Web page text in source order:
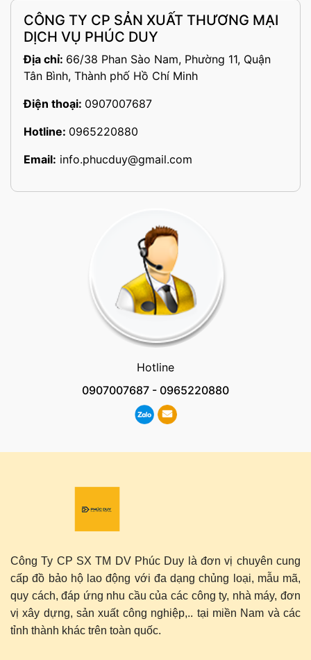
CÔNG TY CP SẢN XUẤT THƯƠNG MẠI
DỊCH VỤ PHÚC DUY
Địa chỉ: 66/38 Phan Sào Nam, Phường 11, Quận
Tân Bình, Thành phố Hồ Chí Minh
Điện thoại: 0907007687
Hotline: 0965220880
Email: info.phucduy@gmail.com
Hotline
0907007687 - 0965220880
Công Ty CP SX TM DV Phúc Duy là đơn vị chuyên cung
cấp đồ bảo hộ lao động với đa dạng chủng loại, mẫu mã,
quy cách, đáp ứng nhu cầu của các công ty, nhà máy, đơn
vị xây dựng, sản xuất công nghiệp,.. tại miền Nam và các
tỉnh thành khác trên toàn quốc.